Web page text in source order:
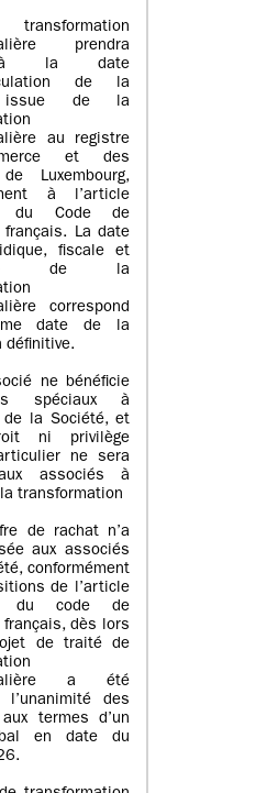
prendra
la date
de la
issue de la
au registre
et des
Luxembourg,
à l’article
du Code de
français. La date
fiscale et
de la
correspond
date de la
définitive.
ne bénéficie
spéciaux à
de la Société, et
ni privilège
ne sera
associés à
transformation
de rachat n’a
aux associés
conformément
de l’article
du code de
français, dès lors
de traité de
a été
des
termes d’un
en date du